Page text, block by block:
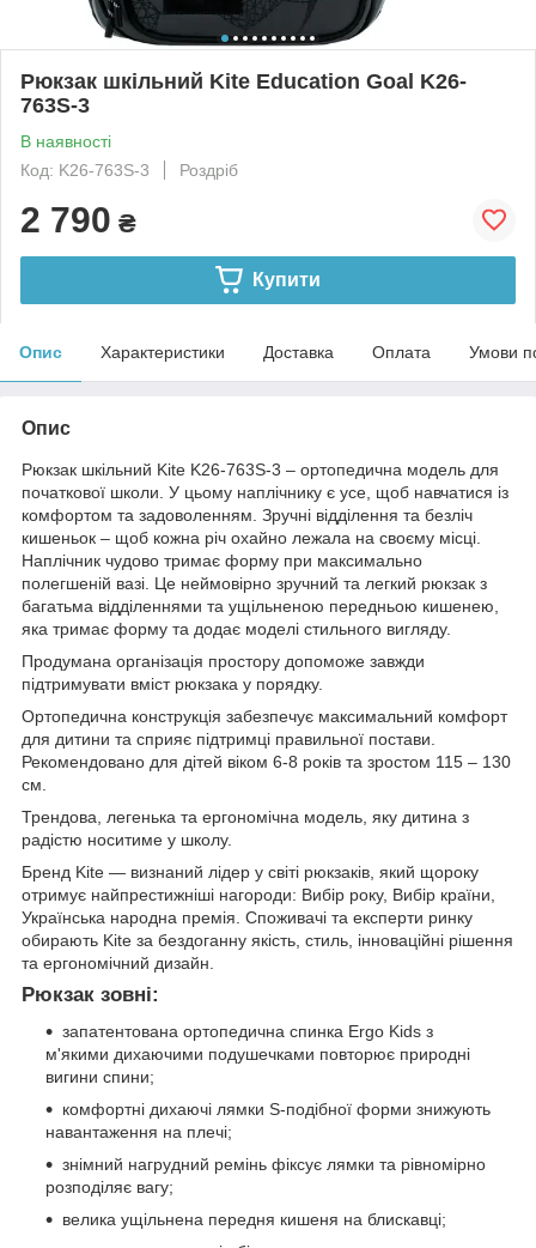
Рюкзак шкільний Kite Education Goal K26-
763S-3
В наявності
Код: K26-763S-3
Роздріб
2 790 ₴
Купити
Опис Характеристики Доставка Оплата Умови
Опис
Рюкзак шкільний Kite K26-763S-3 – ортопедична модель для
початкової школи. У цьому наплічнику є усе, щоб навчатися із
комфортом та задоволенням. Зручні відділення та безліч
кишеньок – щоб кожна річ охайно лежала на своєму місці.
Наплічник чудово тримає форму при максимально
полегшеній вазі. Це неймовірно зручний та легкий рюкзак з
багатьма відділеннями та ущільненою передньою кишенею,
яка тримає форму та додає моделі стильного вигляду.
Продумана організація простору допоможе завжди
підтримувати вміст рюкзака у порядку.
Ортопедична конструкція забезпечує максимальний комфорт
для дитини та сприяє підтримці правильної постави.
Рекомендовано для дітей віком 6-8 років та зростом 115 – 130
см.
Трендова, легенька та ергономічна модель, яку дитина з
радістю носитиме у школу.
Бренд Kite — визнаний лідер у світі рюкзаків, який щороку
отримує найпрестижніші нагороди: Вибір року, Вибір країни,
Українська народна премія. Споживачі та експерти ринку
обирають Kite за бездоганну якість, стиль, інноваційні рішення
та ергономічний дизайн.
Рюкзак зовні:
запатентована ортопедична спинка Ergo Kids з
м'якими дихаючими подушечками повторює природні
вигини спини;
комфортні дихаючі лямки S-подібної форми знижують
навантаження на плечі;
знімний нагрудний ремінь фіксує лямки та рівномірно
розподіляє вагу;
велика ущільнена передня кишеня на блискавці;